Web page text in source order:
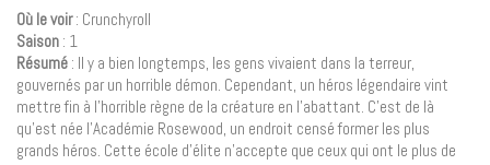
Où le voir: Crunchyroll
Saison : 1
Résumé : Il y a bien longtemps, les gens vivaient dans la terreur,
gouvernés par un horrible démon. Cependant, un héros légendaire vint
mettre fin à l’horrible règne de la créature en l’abattant. C’est de là
qu’est née l’Académie Rosewood, un endroit censé former les plus
grands héros. Cette école d’élite n’accepte que ceux qui ont le plus de